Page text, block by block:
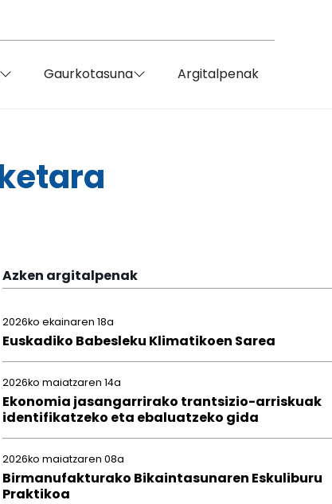
Gaurkotasuna Argitalpenak
Azken argitalpenak
2026ko ekainaren 18a
Euskadiko Babesleku Klimatikoen Sarea
2026ko maiatzaren 14a
Ekonomia jasangarrirako trantsizio-arriskuak
identifikatzeko eta ebaluatzeko gida
2026ko maiatzaren 08a
Birmanufakturako Bikaintasunaren Eskuliburu
Praktikoa